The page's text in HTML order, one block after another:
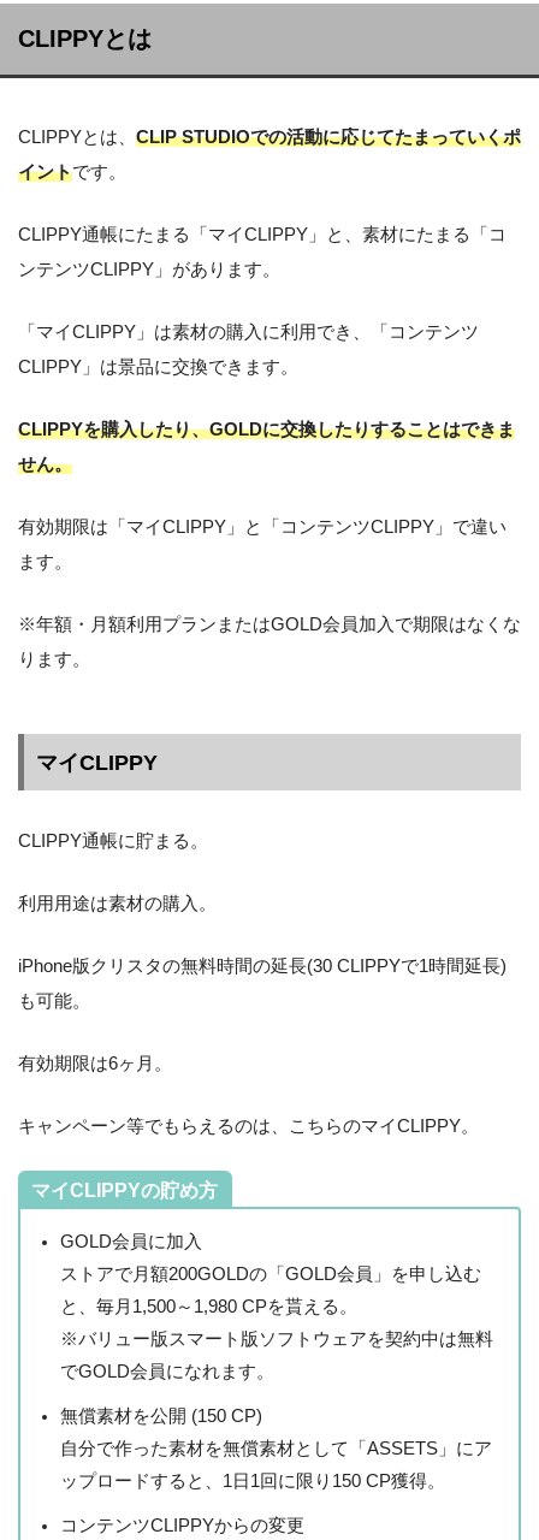
CLIPPYとは
CLIPPYとは、 CLIP STUDIOでの活動に応じてたまっていくポ
イントです。
CLIPPY通帳にたまる「マイCLIPPY」と、素材にたまる「コ
ンテンツCLIPPY」があります。
「マイCLIPPY」は素材の購入に利用でき、「コンテンツ
CLIPPY」は景品に交換できます。
CLIPPYを購入したり、GOLDに交換したりすることはできま
せん。
有効期限は「マイCLIPPY」と「コンテンツCLIPPY」で違い
ます。
※年額・月額利用プランまたはGOLD会員加入で期限はなくな
ります。
マイCLIPPY
CLIPPY通帳に貯まる。
利用用途は素材の購入。
iPhone版クリスタの無料時間の延長(30 CLIPPYで1時間延長)
も可能。
有効期限は6ヶ月。
キャンペーン等でもらえるのは、こちらのマイCLIPPY。
マイCLIPPYの貯め方
GOLD会員に加入
ストアで月額200GOLDの「GOLD会員」を申し込む
と、毎月1,500～1,980 CPを貰える。
※バリュー版スマート版ソフトウェアを契約中は無料
でGOLD会員になれます。
無償素材を公開 (150 CP)
自分で作った素材を無償素材として「ASSETS」にア
ップロードすると、1日1回に限り150 CP獲得。
コンテンツCLIPPYからの変更